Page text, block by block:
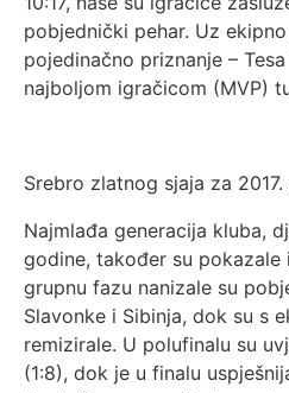
pobjednički pehar. Uz
pojedinačno priznanje –
najboljom igračicom (MVP)
Srebro zlatnog sjaja za
Najmlađa generacija kluba,
godine, također su pokazale
grupnu fazu nanizale su
Slavonke i Sibinja, dok su s
remizirale. U polufinalu su
(1:8), dok je u finalu